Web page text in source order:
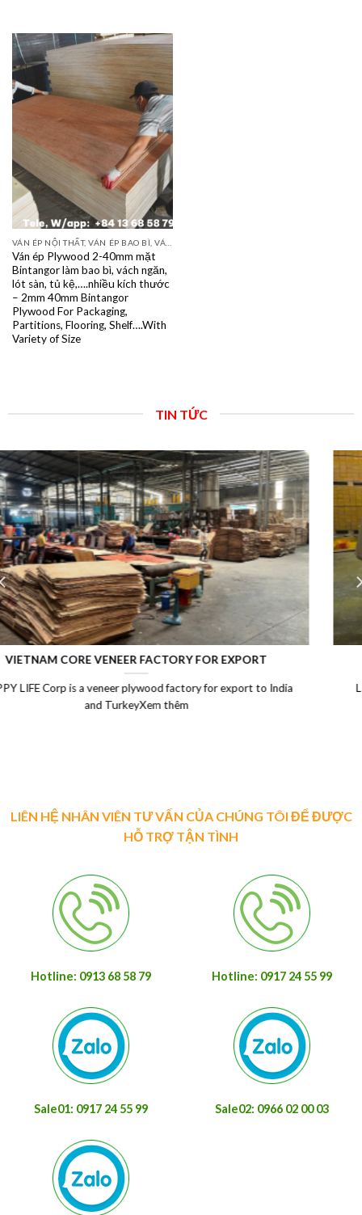
Ván ép Plywood 2-40mm mặt
Bintangor làm bao bì, vách ngăn,
lót sàn, tủ kệ,….nhiều kích thước
– 2mm 40mm Bintangor
Plywood For Packaging,
Partitions, Flooring, Shelf….With
Variety of Size
TIN TỨC
LAMINATED VENEER LUMBER (LVL)
Laminated Wood, LVL Laminated Veneer Lumber, LVL plywood
Vietnam, LVL Timber, Vietnam plywood exportXem thêm
LIÊN HỆ NHÂN VIÊN TƯ VẤN CỦA CHÚNG TÔI ĐỂ ĐƯỢC
HỖ TRỢ TẬN TÌNH
Hotline: 0913 68 58 79 Hotline: 0917 24 55 99
Sale01: 0917 24 55 99 Sale02: 0966 02 00 03